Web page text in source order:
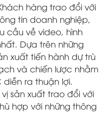
hàng trao đổi với
tin doanh nghiệp,
cầu về video, hình
Dựa trên những
xuất tiến hành dự trù
và chiến lược nhằm
diễn ra thuận lợi.
sản xuất trao đổi với
hợp với những thông